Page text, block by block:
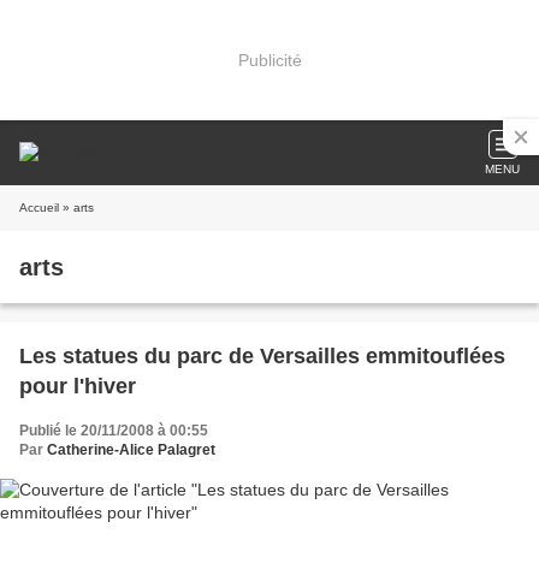
Publicité
MENU
Accueil » arts
arts
Les statues du parc de Versailles emmitouflées
pour l'hiver
Publié le 20/11/2008 à 00:55
Par Catherine-Alice Palagret